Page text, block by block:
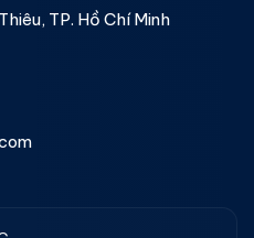
TP. Hồ Chí Minh